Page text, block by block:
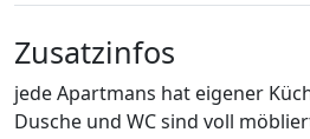
Zusatzinfos
jede Apartmans hat eigener
Dusche und WC sind voll